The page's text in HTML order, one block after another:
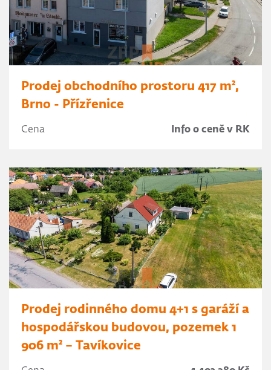
Prodej obchodního prostoru 417 m²,
Brno - Přízřenice
Cena Info o ceně v RK
Prodej rodinného domu 4+1 s garáží a
hospodářskou budovou, pozemek 1
906 m² – Tavíkovice